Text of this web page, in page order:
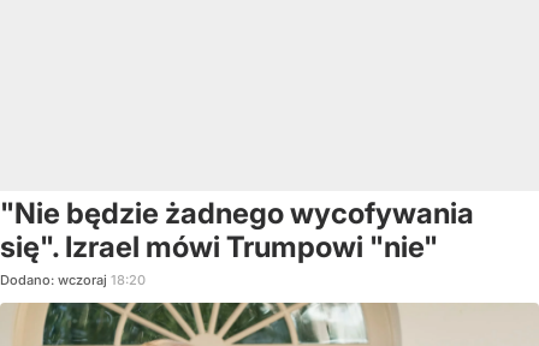
"Nie będzie żadnego wycofywania
się". Izrael mówi Trumpowi "nie"
Dodano: wczoraj 18:20